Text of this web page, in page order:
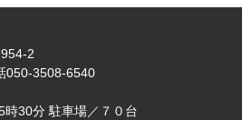
2
050-3508-6540
時30分 駐車場／７０台